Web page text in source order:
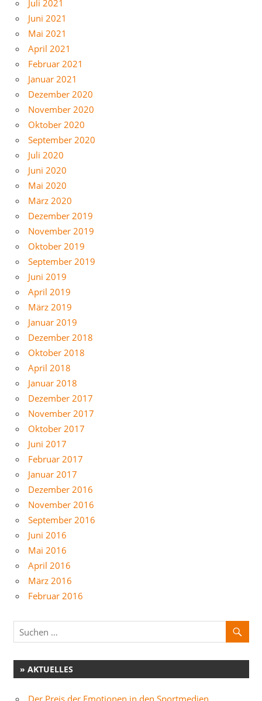
Juli 2021
Juni 2021
Mai 2021
April 2021
Februar 2021
Januar 2021
Dezember 2020
November 2020
Oktober 2020
September 2020
Juli 2020
Juni 2020
Mai 2020
März 2020
Dezember 2019
November 2019
Oktober 2019
September 2019
Juni 2019
April 2019
März 2019
Januar 2019
Dezember 2018
Oktober 2018
April 2018
Januar 2018
Dezember 2017
November 2017
Oktober 2017
Juni 2017
Februar 2017
Januar 2017
Dezember 2016
November 2016
September 2016
Juni 2016
Mai 2016
April 2016
März 2016
Februar 2016
» AKTUELLES